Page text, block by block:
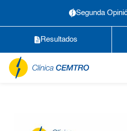
Segunda
Resultados